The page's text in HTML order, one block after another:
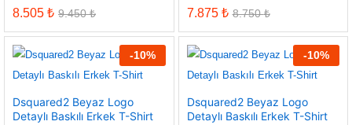
8.505 ₺ 9.450₺ 7.875 ₺ 8.750₺
-10%
Dsquared2 Beyaz Logo
Detaylı Baskılı Erkek T-Shirt
-10%
Dsquared2 Beyaz Logo
Detaylı Baskılı Erkek T-Shirt